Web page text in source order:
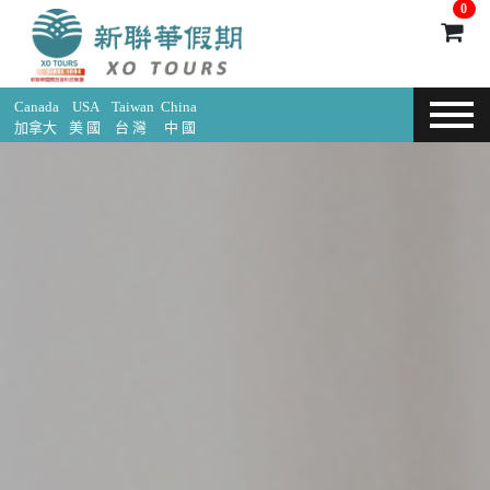
Canada
加拿大
USA
美 國
Taiwan
台 灣
China
中 國
0